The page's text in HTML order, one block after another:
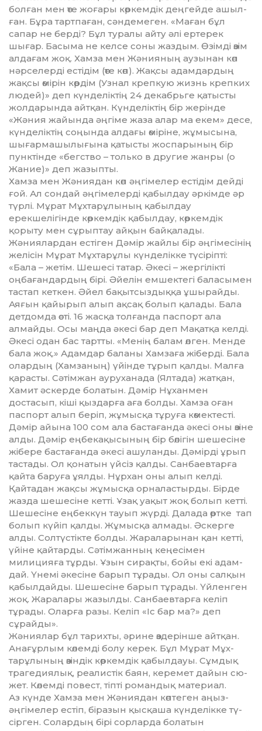
болған мен өте жо­­ғары көркемдік деңгейде ашыл­
ған. Бұра тартпаған, сәндемеген. «Ма­ған бұл
сапар не берді? Бұл ту­ра­­лы айту әлі ертерек
шығар. Басыма не келсе соны жаздым. Өзімді өзім
алдағам жоқ. Хамза мен Жә­нияның аузынан көп
нәрселерді ес­ті­дім (өте көп). Жақсы адамдар­дың
жақсы өмірін көрдім (Узнал креп­кую жизнь крепких
людей)» деп күнделіктің 24 декабрьге қа­тыс­ты
жолдарында айтқан. Күн­де­лік­тің бір жерінде
«Жәния жайында әңгіме жаза алар ма екем» десе,
күнделіктің соңында алдағы өмі­ріне, жұмысына,
шығармашы­лы­ғы­на қатысты жоспарының бір
пунк­тінде «бегство – только в другие жанры (о
Жание)» деп жазыпты.
Хамза мен Жәниядан көп әң­гі­ме­лер естідім дейді
ғой. Ал сондай әң­гімелерді қабылдау әркімде әр
түр­лі. Мұрат Мұхтарұлының қа­был­дау
ерекшелігінде көркемдік қа­былдау, көркемдік
қорыту мен сұрып­тау айқын байқалады.
Жәниялардан естіген Дәмір жай­лы бір әңгімесінің
желісін Мұ­рат Мұхтарұлы күнделікке түсіріпті:
«Бала – жетім. Шешесі татар. Әкесі – жер­гілікті
оңбағандардың бірі. Әйе­лін емшектегі баласымен
тас­тап кеткен. Әйел бақытсыздыққа ұшырайды.
Аяғын қайырып алып ақсақ болып қалады. Бала
детдомда өсті. 16 жасқа толғанда паспорт ала
алмайды. Осы маңда әкесі бар деп Мақатқа келді.
Әкесі одан бас тарт­ты. «Менің балам өлген. Менде
бала жоқ.» Адамдар баланы Хамзаға жіберді. Бала
олардың (Хамзаның) үйін­де тұрып қалды. Малға
қарас­ты. Сәтімжан ауруханада (Ялтада) жатқан,
Хамит әскерде болатын. Дәмір Нұханмен
достасып, кіші қыз­дарға аға болды. Хамза оған
пас­порт алып беріп, жұмысқа тұру­ға көмектесті.
Дәмір айына 100 сом ала бастағанда әкесі оны өзіне
ал­ды. Дәмір еңбекақысының бір бө­лігін шешесіне
жібере бастағанда әкесі ашуланды. Дәмірді ұрып
тас­та­ды. Ол қонатын үйсіз қалды. Сан­­баевтарға
қайта баруға ұялды. Нұрхан оны алып келді.
Қайтадан жақсы жұмысқа орналастырды. Бірде
жазда шешесіне кетті. Ұзақ уақыт жоқ болып кетті.
Шешесіне ең­беккүн тауып жүрді. Далада өрт­ке тап
болып күйіп қалды. Жұ­мыс­қа ал­мады. Әскерге
алды. Сол­түс­тікте бол­ды. Жараларынан қан кетті,
үйі­не қайтарды. Сә­тім­жанның кеңе­сімен
милицияға тұрды. Ұзын си­рақты, бойы екі адам­
дай. Үнемі әке­сіне барып тұра­ды. Ол оны сал­қын
қабыл­дайды. Шешесіне барып тұ­рады. Үйленген
жоқ. Жаралары жа­­­зылды. Сан­баев­тарға келіп
тұра­ды. Оларға разы. Келіп «Іс бар ма?» деп
сұрай­ды».
Жәниялар бұл тарихты, әрине өз­дерінше айтқан.
Анағұрлым кө­лем­ді болу керек. Бұл Мұрат Мұх­
тарұлы­ның өзіндік көркемдік қа­был­дауы. Сұмдық
трагедиялық, реа­листік баян, керемет дайын сю­
жет. Көлемді повест, тіпті романдық ма­териал.
Аз күнде Хамза мен Жәниядан көп­теген аңыз-
әңгімелер естіп, бі­разын қысқаша күнделікке тү­
сір­ген. Солардың бірі сорларда болатын